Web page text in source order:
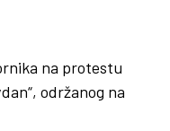
na protestu
održanog na